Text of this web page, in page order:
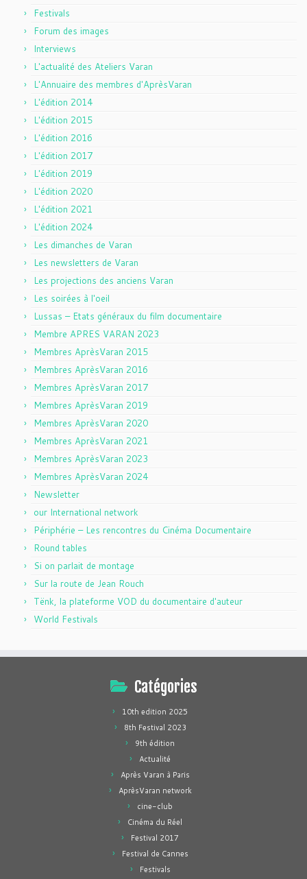
Festivals
Forum des images
Interviews
L'actualité des Ateliers Varan
L'Annuaire des membres d'AprèsVaran
L'édition 2014
L'édition 2015
L'édition 2016
L'édition 2017
L'édition 2019
L'édition 2020
L'édition 2021
L'édition 2024
Les dimanches de Varan
Les newsletters de Varan
Les projections des anciens Varan
Les soirées à l'oeil
Lussas – Etats généraux du film documentaire
Membre APRES VARAN 2023
Membres AprèsVaran 2015
Membres AprèsVaran 2016
Membres AprèsVaran 2017
Membres AprèsVaran 2019
Membres AprèsVaran 2020
Membres AprèsVaran 2021
Membres AprèsVaran 2023
Membres AprèsVaran 2024
Newsletter
our International network
Périphérie – Les rencontres du Cinéma Documentaire
Round tables
Si on parlait de montage
Sur la route de Jean Rouch
Tënk, la plateforme VOD du documentaire d'auteur
World Festivals
Catégories
10th edition 2025
8th Festival 2023
9th édition
Actualité
Après Varan à Paris
AprèsVaran network
cine-club
Cinéma du Réel
Festival 2017
Festival de Cannes
Festivals